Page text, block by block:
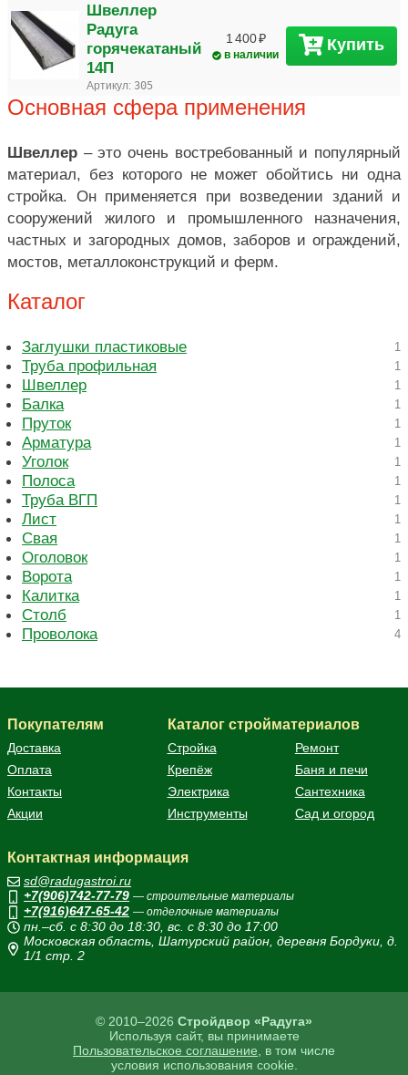
Швеллер
Радуга
горячекатаный
14П
Артикул: 305
1 400
в наличии
Купить
Основная сфера применения
Швеллер – это очень востребованный и популярный
материал, без которого не может обойтись ни одна
стройка. Он применяется при возведении зданий и
сооружений жилого и промышленного назначения,
частных и загородных домов, заборов и ограждений,
мостов, металлоконструкций и ферм.
Каталог
Заглушки пластиковые 1
Труба профильная 1
Швеллер 1
Балка 1
Пруток 1
Арматура 1
Уголок 1
Полоса 1
Труба ВГП 1
Лист 1
Свая 1
Оголовок 1
Ворота 1
Калитка 1
Столб 1
Проволока 4
© 2010–2026 Стройдвор «Радуга»
Используя сайт, вы принимаете
Пользовательское соглашение, в том числе
условия использования cookie.
Покупателям
Доставка
Оплата
Контакты
Акции
Каталог стройматериалов
Стройка
Ремонт
Крепёж
Баня и печи
Электрика
Сантехника
Инструменты
Сад и огород
Контактная информация
sd@radugastroi.ru
+7(906)742-77-79 — строительные материалы
+7(916)647-65-42 — отделочные материалы
пн.–сб. с 8:30 до 18:30, вс. с 8:30 до 17:00
Московская область, Шатурский район, деревня Бордуки, д.
1/1 стр. 2